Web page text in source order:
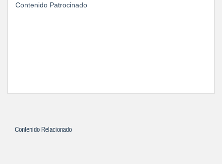
Contenido Patrocinado
Contenido Relacionado